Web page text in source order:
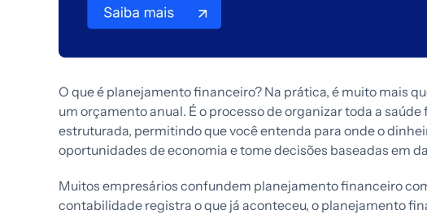
O que é planejamento financeiro? Na prática, é muito mais
um orçamento anual. É o processo de organizar toda a
estruturada, permitindo que você entenda para onde o
oportunidades de economia e tome decisões baseadas em
Muitos empresários confundem planejamento financeiro
contabilidade registra o que já aconteceu, o planejamento